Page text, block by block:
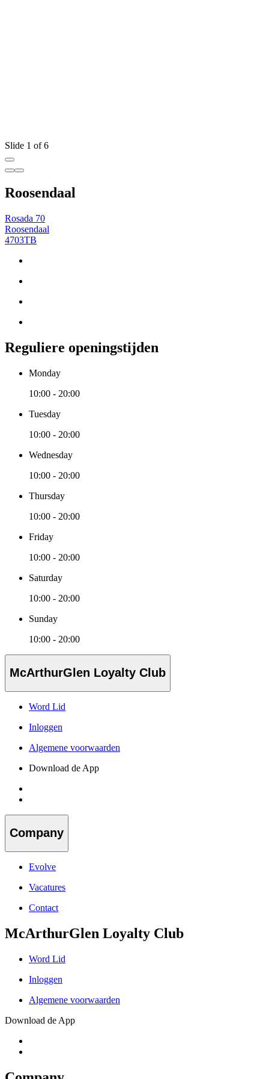
Slide 1 of 6
Roosendaal
Rosada 70
Roosendaal
4703TB
Reguliere openingstijden
Monday
10:00 - 20:00
Tuesday
10:00 - 20:00
Wednesday
10:00 - 20:00
Thursday
10:00 - 20:00
Friday
10:00 - 20:00
Saturday
10:00 - 20:00
Sunday
10:00 - 20:00
McArthurGlen Loyalty Club
Word Lid
Inloggen
Algemene voorwaarden
Download de App
Company
Evolve
Vacatures
Contact
McArthurGlen Loyalty Club
Word Lid
Inloggen
Algemene voorwaarden
Download de App